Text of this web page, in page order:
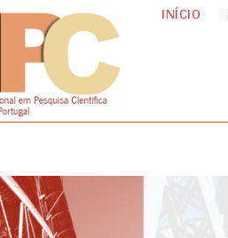
INÍCIO